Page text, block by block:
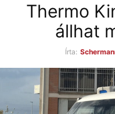
Thermo
állhat
Írta: